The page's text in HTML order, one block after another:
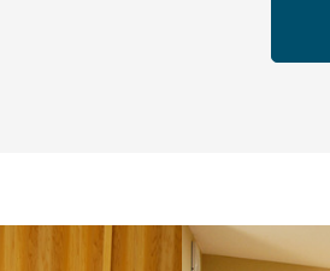
噺家が落語と芝居をしてみ